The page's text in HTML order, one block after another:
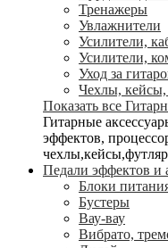
Тренажеры
Увлажнители
Усилители,
Усилители,
Уход за
Чехлы,
Показать все
Гитарные
эффектов,
Педали эффектов и
Блоки
Бустеры
Вау-вау
Вибрато,